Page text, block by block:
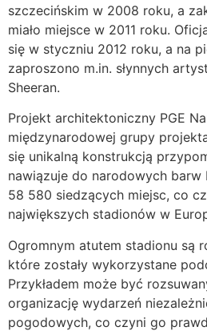
szczecińskim w 2008 roku, a
miało miejsce w 2011 roku.
się w styczniu 2012 roku, a na
zaproszono m.in. słynnych
Sheeran.
Projekt architektoniczny PGE
międzynarodowej grupy
się unikalną konstrukcją
nawiązuje do narodowych barw
58 580 siedzących miejsc, co
największych stadionów w
Ogromnym atutem stadionu są
które zostały wykorzystane
Przykładem może być
organizację wydarzeń
pogodowych, co czyni go